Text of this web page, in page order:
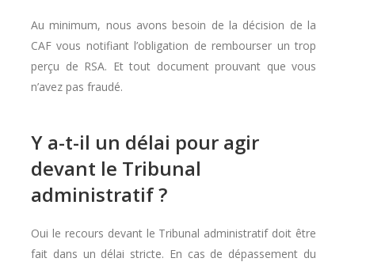
Au minimum, nous avons besoin de la décision de la
CAF vous notifiant l’obligation de rembourser un trop
perçu de RSA. Et tout document prouvant que vous
n’avez pas fraudé.
Y a-t-il un délai pour agir
devant le Tribunal
administratif ?
Oui le recours devant le Tribunal administratif doit être
fait dans un délai stricte. En cas de dépassement du